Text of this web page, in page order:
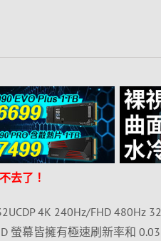
去了！
4K 240Hz/FHD 480Hz
螢幕皆擁有極速刷新率和